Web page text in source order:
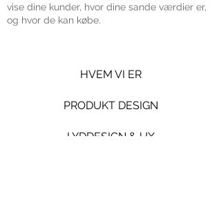
vise dine kunder, hvor dine sande værdier er,
og hvor de kan købe.
HVEM VI ER
PRODUKT DESIGN
LYDDESIGN & UX